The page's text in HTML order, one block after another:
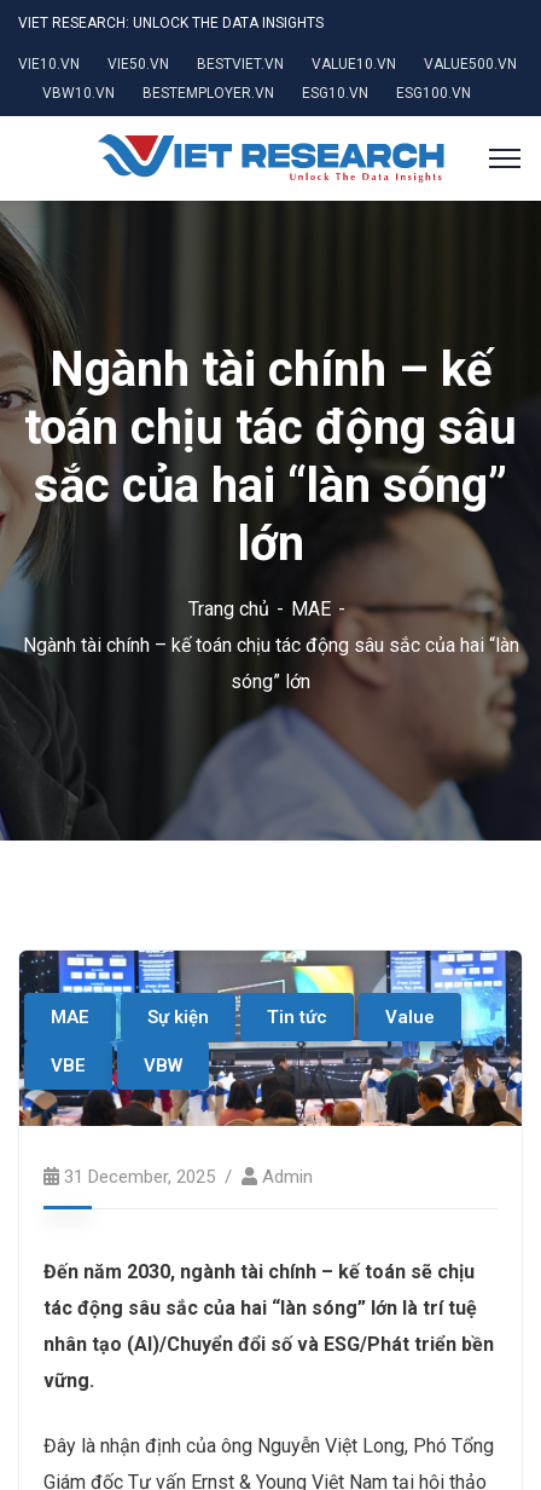
VIET RESEARCH: UNLOCK THE DATA INSIGHTS
VIE10.VN VIE50.VN BESTVIET.VN VALUE10.VN
VALUE500.VN
VBW10.VN
BESTEMPLOYER.VN ESG10.VN ESG100.VN
Ngành tài chính – kế
toán chịu tác động sâu
sắc của hai “làn sóng”
lớn
Trang chủ
MAE
Ngành tài chính – kế toán chịu tác động sâu sắc của hai “làn
sóng” lớn
MAE Sự kiện Tin tức Value
VBE VBW
31 December, 2025 Admin
Đến năm 2030, ngành tài chính – kế toán sẽ chịu
tác động sâu sắc của hai “làn sóng” lớn là trí tuệ
nhân tạo (AI)/Chuyển đổi số và ESG/Phát triển bền
vững.
Đây là nhận định của ông Nguyễn Việt Long, Phó Tổng
Giám đốc Tư vấn Ernst & Young Việt Nam tại hội thảo